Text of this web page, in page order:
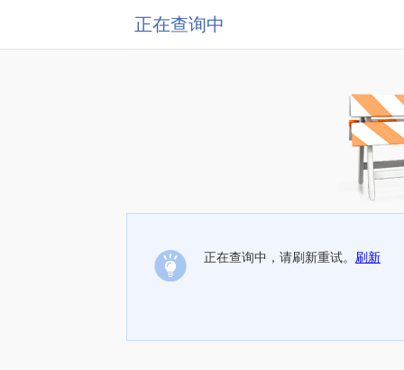
正在查询中
正在查询中，请刷新重试。 刷新